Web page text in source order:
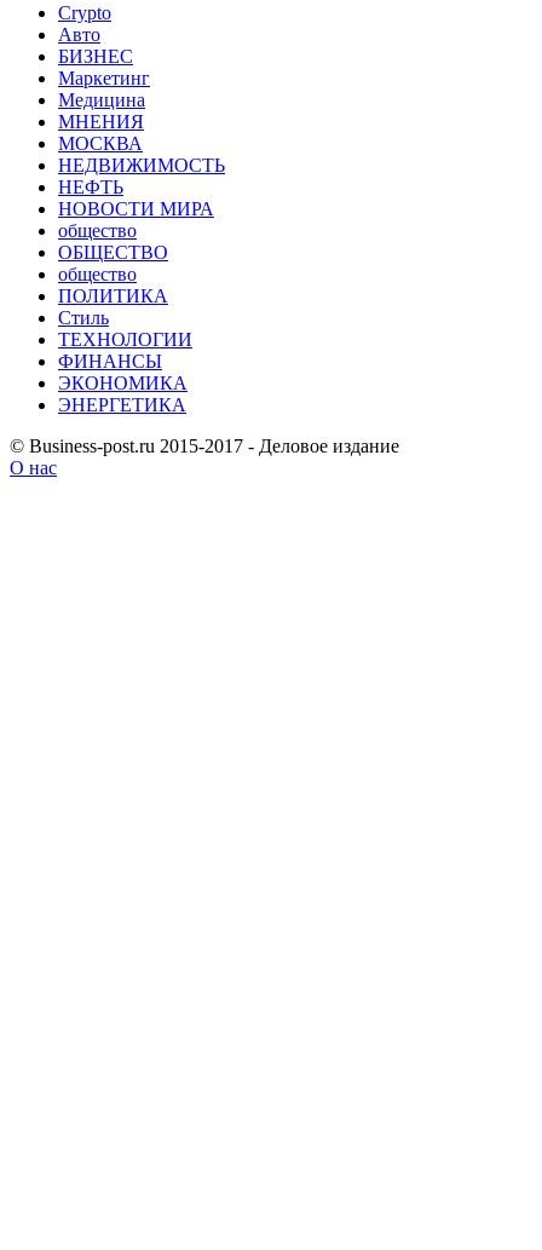
Crypto
Авто
БИЗНЕС
Маркетинг
Медицина
МНЕНИЯ
МОСКВА
НЕДВИЖИМОСТЬ
НЕФТЬ
НОВОСТИ МИРА
общество
ОБЩЕСТВО
общество
ПОЛИТИКА
Стиль
ТЕХНОЛОГИИ
ФИНАНСЫ
ЭКОНОМИКА
ЭНЕРГЕТИКА
© Business-post.ru 2015-2017 - Деловое издание
О нас